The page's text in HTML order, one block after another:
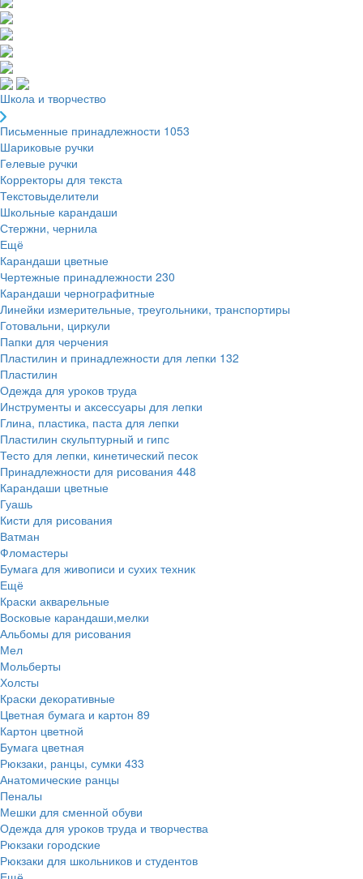
Школа и творчество
Письменные принадлежности 1053
Шариковые ручки
Гелевые ручки
Корректоры для текста
Текстовыделители
Школьные карандаши
Стержни, чернила
Ещё
Карандаши цветные
Чертежные принадлежности 230
Карандаши чернографитные
Линейки измерительные, треугольники, транспортиры
Готовальни, циркули
Папки для черчения
Пластилин и принадлежности для лепки 132
Пластилин
Одежда для уроков труда
Инструменты и аксессуары для лепки
Глина, пластика, паста для лепки
Пластилин скульптурный и гипс
Тесто для лепки, кинетический песок
Принадлежности для рисования 448
Карандаши цветные
Гуашь
Кисти для рисования
Ватман
Фломастеры
Бумага для живописи и сухих техник
Ещё
Краски акварельные
Восковые карандаши,мелки
Альбомы для рисования
Мел
Мольберты
Холсты
Краски декоративные
Цветная бумага и картон 89
Картон цветной
Бумага цветная
Рюкзаки, ранцы, сумки 433
Анатомические ранцы
Пеналы
Мешки для сменной обуви
Одежда для уроков труда и творчества
Рюкзаки городские
Рюкзаки для школьников и студентов